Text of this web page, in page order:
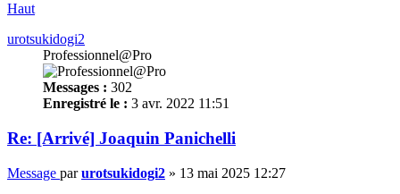
Haut
urotsukidogi2
Professionnel@Pro
Messages : 302
Enregistré le : 3 avr. 2022 11:51
Re: [Arrivé] Joaquin Panichelli
Message parurotsukidogi2 » 13 mai 2025 12:27